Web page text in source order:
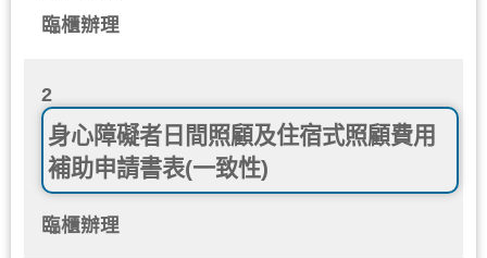
臨櫃辦理
2
身心障礙者日間照顧及住宿式照顧費用
補助申請書表(一致性)
臨櫃辦理